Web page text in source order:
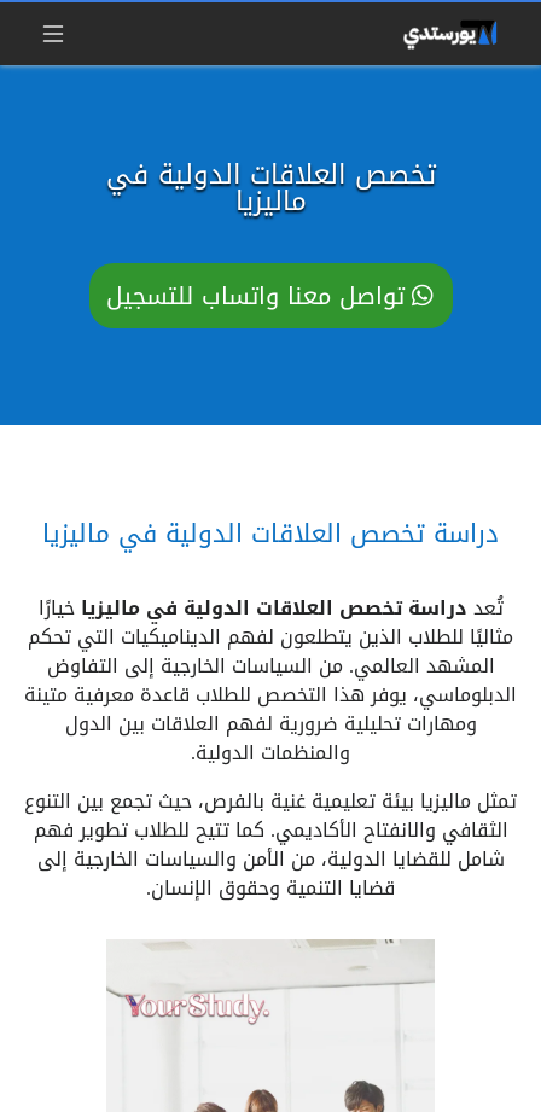
تخصص العلاقات الدولية في
ماليزيا
تواصل معنا واتساب للتسجيل
دراسة تخصص العلاقات الدولية في ماليزيا
تُعددراسة تخصص العلاقات الدولية في ماليزياخيارًا
مثاليًا للطلاب الذين يتطلعون لفهم الديناميكيات التي تحكم
المشهد العالمي. من السياسات الخارجية إلى التفاوض
الدبلوماسي، يوفر هذا التخصص للطلاب قاعدة معرفية متينة
ومهارات تحليلية ضرورية لفهم العلاقات بين الدول
والمنظمات الدولية.
تمثل ماليزيا بيئة تعليمية غنية بالفرص، حيث تجمع بين التنوع
الثقافي والانفتاح الأكاديمي. كما تتيح للطلاب تطوير فهم
شامل للقضايا الدولية، من الأمن والسياسات الخارجية إلى
قضايا التنمية وحقوق الإنسان.